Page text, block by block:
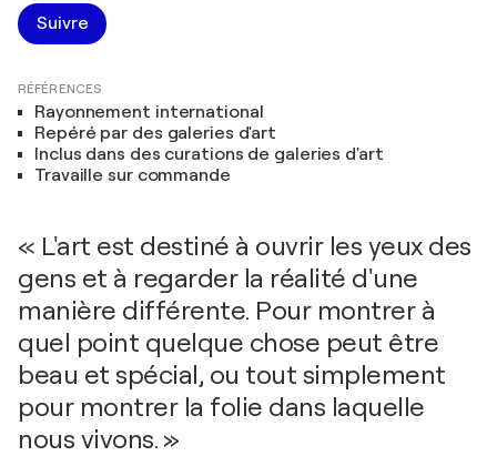
Suivre
RÉFÉRENCES
Rayonnement international
Repéré par des galeries d'art
Inclus dans des curations de galeries d'art
Travaille sur commande
« L'art est destiné à ouvrir les yeux des
gens et à regarder la réalité d'une
manière différente. Pour montrer à
quel point quelque chose peut être
beau et spécial, ou tout simplement
pour montrer la folie dans laquelle
nous vivons. »